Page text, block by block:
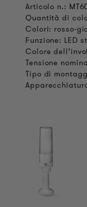
Articolo n.:
Quantità di
Colori: rosso-
Funzione: LED
Colore
Tensione
Tipo di